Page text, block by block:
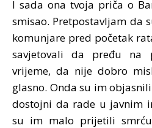
I sada ona tvoja priča o
smisao. Pretpostavljam da
komunjare pred početak
savjetovali da pređu na
vrijeme, da nije dobro
glasno. Onda su im
dostojni da rade u javnim
su im malo prijetili